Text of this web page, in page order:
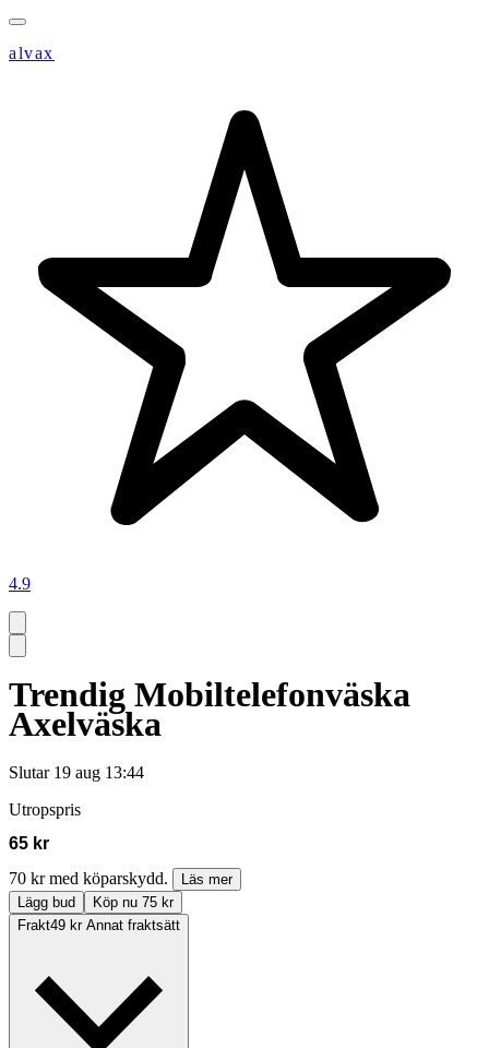
alvax
4.9
Trendig Mobiltelefonväska
Axelväska
Slutar 19 aug 13:44
Utropspris
65 kr
70 kr med köparskydd.
Läs mer
Lägg bud
Köp nu 75 kr
Frakt49 kr Annat fraktsätt